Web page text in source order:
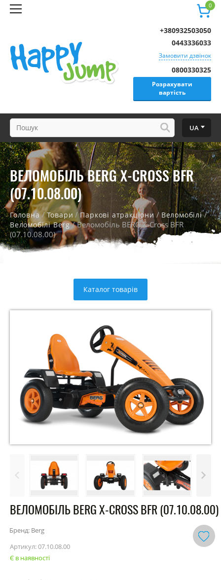
0
0800330325
Розрахувати
вартість
+380932503050
0443336033
Замовити дзвінок
UA
ВЕЛОМОБІЛЬ BERG X-CROSS BFR
(07.10.08.00)
Головна/Товари/Паркові атракціони/Веломобілі/
Веломобілі Berg/ Веломобіль BERG X-Cross BFR
(07.10.08.00)
Каталог товарів
ВЕЛОМОБІЛЬ BERG X-CROSS BFR (07.10.08.00)
Бренд: Berg
Артикул:07.10.08.00
Є в наявності